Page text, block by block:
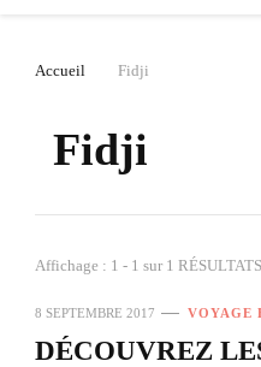
Accueil Fidji
Fidji
Affichage : 1 - 1 sur 1 RÉSULTATS
8 SEPTEMBRE 2017 VOYAGE
DÉCOUVREZ